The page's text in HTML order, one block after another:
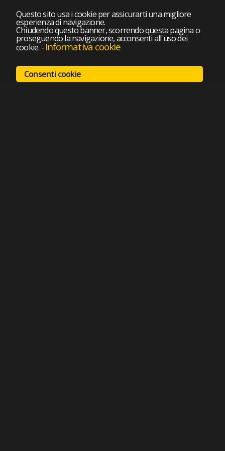
Questo sito usa i cookie per assicurarti una migliore
esperienza di navigazione.
Chiudendo questo banner, scorrendo questa pagina o
proseguendo la navigazione, acconsenti all'uso dei
cookie. - Informativa cookie
Consenti cookie